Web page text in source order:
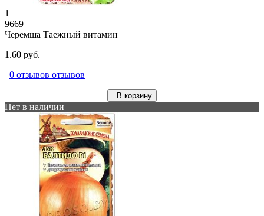
1
9669
Черемша Таежный витамин
1.60 руб.
0 отзывов отзывов
В корзину
Нет в наличии